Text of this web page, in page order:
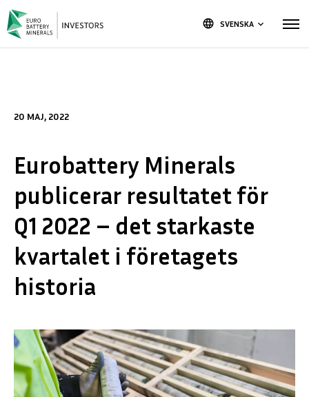
language SVENSKA keyboard_arrow_down
20 MAJ, 2022
Eurobattery Minerals
publicerar resultatet för
Q1 2022 – det starkaste
kvartalet i företagets
historia